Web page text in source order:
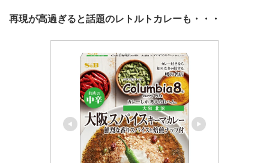
再現が高過ぎると話題のレトルトカレーも・・・